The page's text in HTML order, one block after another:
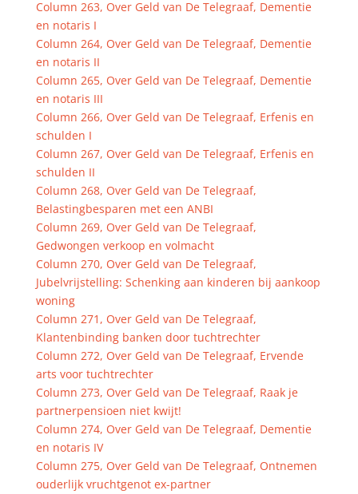
Column 263, Over Geld van De Telegraaf, Dementie
en notaris I
Column 264, Over Geld van De Telegraaf, Dementie
en notaris II
Column 265, Over Geld van De Telegraaf, Dementie
en notaris III
Column 266, Over Geld van De Telegraaf, Erfenis en
schulden I
Column 267, Over Geld van De Telegraaf, Erfenis en
schulden II
Column 268, Over Geld van De Telegraaf,
Belastingbesparen met een ANBI
Column 269, Over Geld van De Telegraaf,
Gedwongen verkoop en volmacht
Column 270, Over Geld van De Telegraaf,
Jubelvrijstelling: Schenking aan kinderen bij aankoop
woning
Column 271, Over Geld van De Telegraaf,
Klantenbinding banken door tuchtrechter
Column 272, Over Geld van De Telegraaf, Ervende
arts voor tuchtrechter
Column 273, Over Geld van De Telegraaf, Raak je
partnerpensioen niet kwijt!
Column 274, Over Geld van De Telegraaf, Dementie
en notaris IV
Column 275, Over Geld van De Telegraaf, Ontnemen
ouderlijk vruchtgenot ex-partner